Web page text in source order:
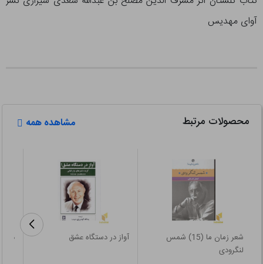
آوای مهدیس
محصولات مرتبط مشاهده همه
شعر زمان ما (15) شمس
لنگرودی
آواز در دستگاه عشق